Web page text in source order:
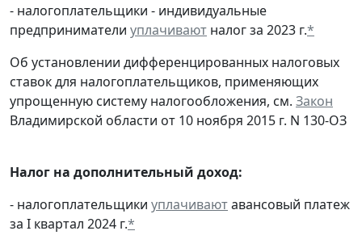
- налогоплательщики - индивидуальные
предприниматели уплачивают налог за 2023 г.*
Об установлении дифференцированных налоговых
ставок для налогоплательщиков, применяющих
упрощенную систему налогообложения, см. Закон
Владимирской области от 10 ноября 2015 г. N 130-ОЗ
Налог на дополнительный доход:
- налогоплательщики уплачиваютавансовый платеж
за I квартал 2024 г.*